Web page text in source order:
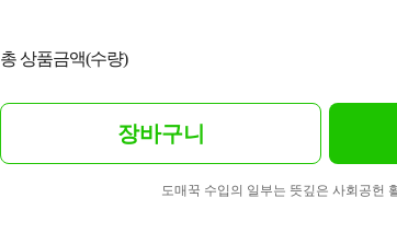
총 상품금액(수량)
장바구니
도매꾹 수입의 일부는 뜻깊은 사회공헌